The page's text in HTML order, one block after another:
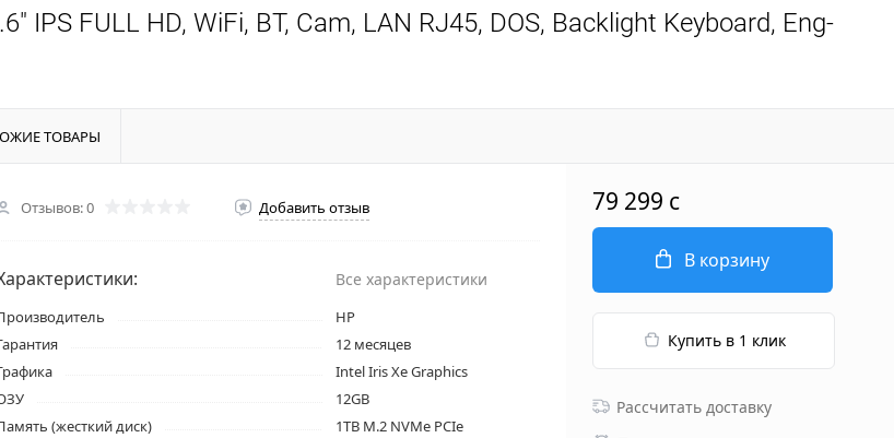
IPS FULL HD, WiFi, BT, Cam, LAN RJ45, DOS, Backlight Keyboard, Eng-
ТОВАРЫ
Отзывов: 0 Добавить отзыв
Все характеристики
HP
12 месяцев
Intel Iris Xe Graphics
12GB
(жесткий диск)
1TB M.2 NVMe PCIe
79 299 c
В корзину
Купить в 1 клик
Рассчитать доставку